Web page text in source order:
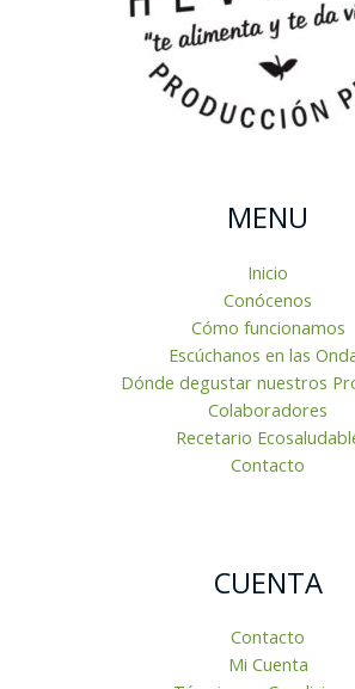
MENU
Inicio
Conócenos
Cómo funcionamos
Escúchanos en las
Dónde degustar nuestros
Colaboradores
Recetario
Contacto
CUENTA
Contacto
Mi Cuenta